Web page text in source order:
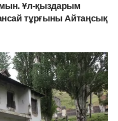
Ұл-қыздарым
тұрғыны Айтаңсық